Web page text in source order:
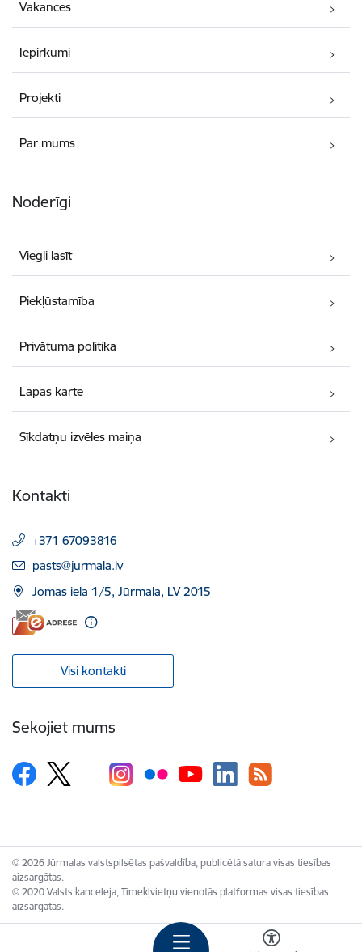
Vakances
Iepirkumi
Projekti
Par mums
Noderīgi
Viegli lasīt
Piekļūstamība
Privātuma politika
Lapas karte
Sīkdatņu izvēles maiņa
Kontakti
+371 67093816
E-pasts:
pasts@jurmala.lv
Jomas iela 1/5, Jūrmala, LV 2015
Visi kontakti
Sekojiet mums
© 2026 Jūrmalas valstspilsētas pašvaldība, publicētā satura visas tiesības
aizsargātas.
© 2020 Valsts kanceleja, Tīmekļvietņu vienotās platformas visas tiesības
aizsargātas.